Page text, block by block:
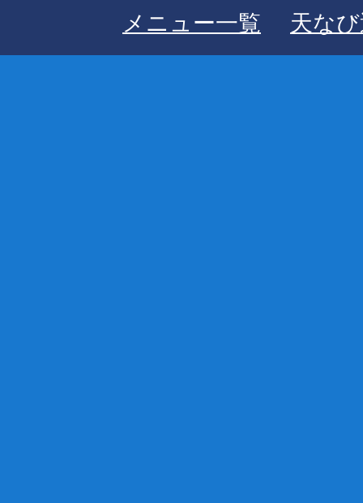
メニュー一覧
天な